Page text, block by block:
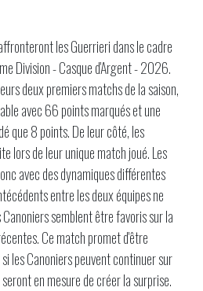
les Guerrieri dans le cadre
Division - Casque d'Argent - 2026.
deux premiers matchs de la saison,
avec 66 points marqués et une
que 8 points. De leur côté, les
lors de leur unique match joué. Les
avec des dynamiques différentes
entre les deux équipes ne
semblent être favoris sur la
Ce match promet d'être
les Canoniers peuvent continuer sur
en mesure de créer la surprise.